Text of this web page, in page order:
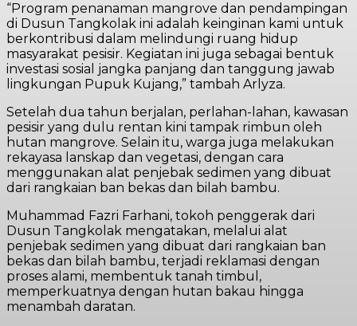
“Program penanaman mangrove dan pendampingan
di Dusun Tangkolak ini adalah keinginan kami untuk
berkontribusi dalam melindungi ruang hidup
masyarakat pesisir. Kegiatan ini juga sebagai bentuk
investasi sosial jangka panjang dan tanggung jawab
lingkungan Pupuk Kujang,” tambah Arlyza.
Setelah dua tahun berjalan, perlahan-lahan, kawasan
pesisir yang dulu rentan kini tampak rimbun oleh
hutan mangrove. Selain itu, warga juga melakukan
rekayasa lanskap dan vegetasi, dengan cara
menggunakan alat penjebak sedimen yang dibuat
dari rangkaian ban bekas dan bilah bambu.
Muhammad Fazri Farhani, tokoh penggerak dari
Dusun Tangkolak mengatakan, melalui alat
penjebak sedimen yang dibuat dari rangkaian ban
bekas dan bilah bambu, terjadi reklamasi dengan
proses alami, membentuk tanah timbul,
memperkuatnya dengan hutan bakau hingga
menambah daratan.